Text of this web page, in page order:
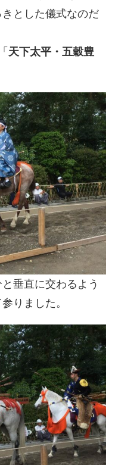
きとした儀式なのだ
天下太平・五穀豊
垂直に交わるよう
りました。